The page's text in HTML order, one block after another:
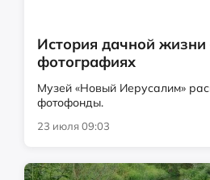
История дачной
фотографиях
Музей «Новый Иерусалим»
фотофонды.
23 июля 09:03